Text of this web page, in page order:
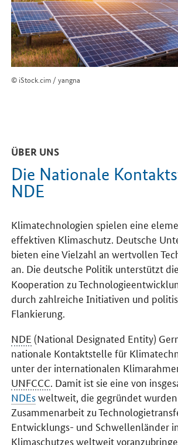
© iStock.cim / yangna
ÜBER UNS
Die Nationale
NDE
Klimatechnologien spielen eine
effektiven Klimaschutz. Deutsche
bieten eine Vielzahl an wertvollen
an. Die deutsche Politik unterstützt
Kooperation zu
durch zahlreiche Initiativen und
Flankierung.
NDE (National Designated Entity)
nationale Kontaktstelle für
unter der internationalen
UNFCCC. Damit ist sie eine von
NDEsweltweit, die gegründet
Zusammenarbeit zu
Entwicklungs- und Schwellenländer
Klimaschutzes weltweit